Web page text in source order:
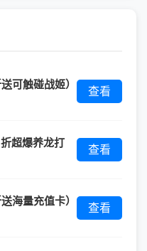
可触碰战姬） 查看
超爆养龙打
查看
海量充值卡） 查看